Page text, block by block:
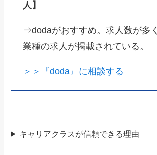
人】
⇒dodaがおすすめ。求人数が多
業種の求人が掲載されている。
＞＞『doda』に相談する
キャリアクラスが信頼できる理由